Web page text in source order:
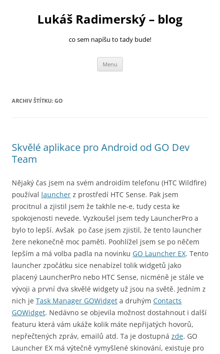
Lukáš Radimerský – blog
co sem napíšu to tady bude!
Menu
ARCHIV ŠTÍTKU: GO
Skvělé aplikace pro Android od GO Dev
Team
Nějaký čas jsem na svém androidím telefonu (HTC Wildfire)
používal launcher z prostředí HTC Sense. Pak jsem
procitnul a zjistil jsem že takhle ne-e, tudy cesta ke
spokojenosti nevede. Vyzkoušel jsem tedy LauncherPro a
bylo to lepší. Avšak po čase jsem zjistil, že tento launcher
žere nekonečně moc paměti. Poohlížel jsem se po něčem
lepším a má volba padla na novinku GO Launcher EX. Tento
launcher zpočátku sice nenabízel tolik widgetů jako
placený LauncherPro nebo HTC Sense, nicméně je stále ve
vývoji a první dva skvělé widgety už jsou na světě. Jedním z
nich je Task Manager GOWidget a druhým Contacts
GOWidget. Nedávno se objevila možnost dostahnout i další
featuru která vám ukáže kolik máte nepřijatých hovorů,
nepřečtených zpráv, emailů atd. Ta je dostupná zde. GO
Launcher EX má výtečně vymyšlené skinování, existuje pro